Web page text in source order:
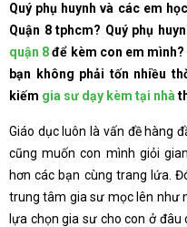
Quý phụ huynh và các em
Quận 8 tphcm? Quý phụ
quận 8để kèm con em mình?
bạn không phải tốn nhiều
kiếm gia sư dạy kèm tại nhà
Giáo dục luôn là vấn đề hàng
cũng muốn con mình giỏi
hơn các bạn cùng trang lứa.
trung tâm gia sư mọc lên như
lựa chọn gia sư cho con ở